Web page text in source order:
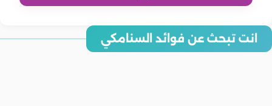
انت تبحث عن فوائد السنامكي
فوائد السنامكي للمسالك البولية.. علاج طبيعي لتعزيز صحة الكلى
والمثانة